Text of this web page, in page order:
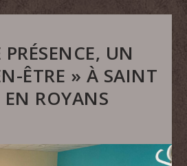
PRÉSENCE, UN
ÊTRE » À SAINT
EN ROYANS